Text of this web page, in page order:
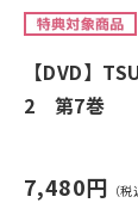
【DVD】
2 第7巻
7,480円